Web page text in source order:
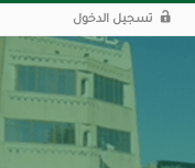
تسجيل الدخول